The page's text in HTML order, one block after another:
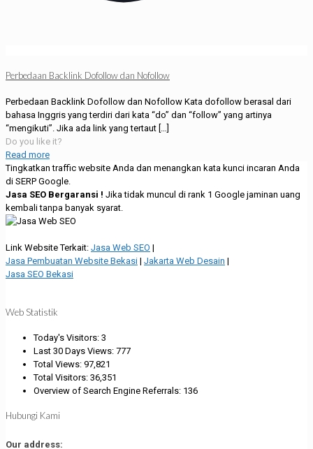
Perbedaan Backlink Dofollow dan Nofollow
Perbedaan Backlink Dofollow dan Nofollow Kata dofollow berasal dari
bahasa Inggris yang terdiri dari kata “do” dan “follow” yang artinya
“mengikuti”. Jika ada link yang tertaut […]
Do you like it?
Read more
Tingkatkan traffic website Anda dan menangkan kata kunci incaran Anda
di SERP Google.
Jasa SEO Bergaransi ! Jika tidak muncul di rank 1 Google jaminan uang
kembali tanpa banyak syarat.
Link Website Terkait: Jasa Web SEO |
Jasa Pembuatan Website Bekasi | Jakarta Web Desain |
Jasa SEO Bekasi
Web Statistik
Today's Visitors: 3
Last 30 Days Views: 777
Total Views: 97,821
Total Visitors: 36,351
Overview of Search Engine Referrals: 136
Hubungi Kami
Our address: